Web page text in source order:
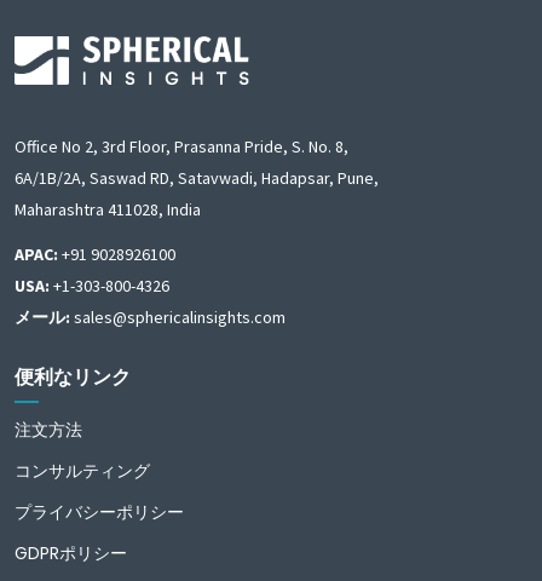
Office No 2, 3rd Floor, Prasanna Pride, S. No. 8,
6A/1B/2A, Saswad RD, Satavwadi, Hadapsar, Pune,
Maharashtra 411028, India
APAC: +91 9028926100
USA: +1-303-800-4326
メール: sales@sphericalinsights.com
便利なリンク
注文方法
コンサルティング
プライバシーポリシー
GDPRポリシー